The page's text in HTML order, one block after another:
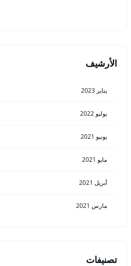
الأرشيف
يناير 2023
يوليو 2022
يونيو 2021
مايو 2021
أبريل 2021
مارس 2021
تصنيفات